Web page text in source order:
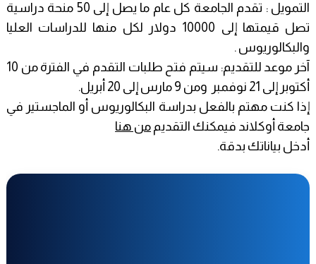
التمويل : تقدم الجامعة كل عام ما يصل إلى 50 منحة دراسية
تصل قيمتها إلى 10000 دولار لكل منها للدراسات العليا
والبكالوريوس .
آخر موعد للتقديم: سيتم فتح طلبات التقدم في الفترة من 10
أكتوبر إلى 21 نوفمبر ومن 9 مارس إلى 20 أبريل.
إذا كنت مهتم بالفعل بدراسة البكالوريوس أو الماجستير في
جامعة أوكلاند فيمكنك التقديم من هنا
أدخل بياناتك بدقة.